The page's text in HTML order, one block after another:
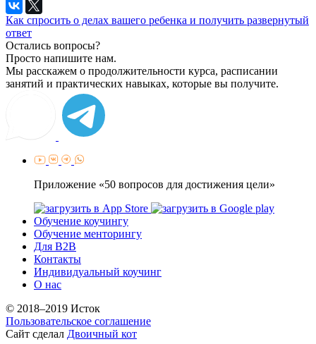
Как спросить о делах вашего ребенка и получить развернутый
ответ
Остались вопросы?
Просто напишите нам.
Мы расскажем о продолжительности курса, расписании
занятий и практических навыках, которые вы получите.
Приложение «50 вопросов для достижения цели»
Обучение коучингу
Обучение менторингу
Для B2B
Контакты
Индивидуальный коучинг
О нас
© 2018–2019 Исток
Пользовательское соглашение
Сайт сделал Двоичный кот